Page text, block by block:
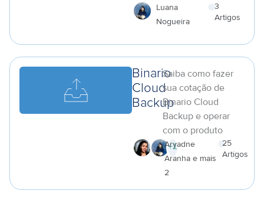
Luana
Nogueira
3
Artigos
Binario
Cloud
Backup
Saiba como fazer
sua cotação de
Binario Cloud
Backup e operar
com o produto
+1
Aryadne
Aranha e mais
2
25
Artigos